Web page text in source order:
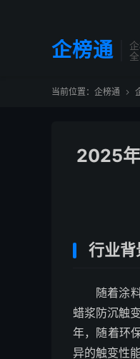
企榜通
当前位置： 企榜通 
2025
行业背
随着涂
蜡浆防沉触
年，随着环
异的触变性